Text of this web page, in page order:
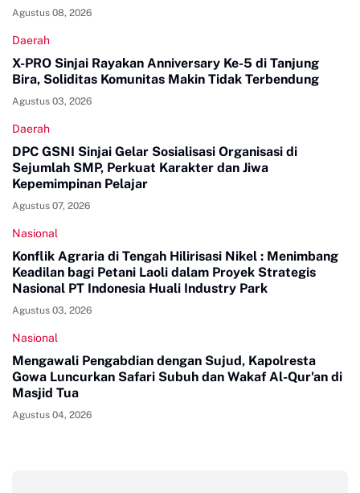
Agustus 08, 2026
Daerah
X-PRO Sinjai Rayakan Anniversary Ke-5 di Tanjung
Bira, Soliditas Komunitas Makin Tidak Terbendung
Agustus 03, 2026
Daerah
DPC GSNI Sinjai Gelar Sosialisasi Organisasi di
Sejumlah SMP, Perkuat Karakter dan Jiwa
Kepemimpinan Pelajar
Agustus 07, 2026
Nasional
Konflik Agraria di Tengah Hilirisasi Nikel : Menimbang
Keadilan bagi Petani Laoli dalam Proyek Strategis
Nasional PT Indonesia Huali Industry Park
Agustus 03, 2026
Nasional
Mengawali Pengabdian dengan Sujud, Kapolresta
Gowa Luncurkan Safari Subuh dan Wakaf Al-Qur'an di
Masjid Tua
Agustus 04, 2026